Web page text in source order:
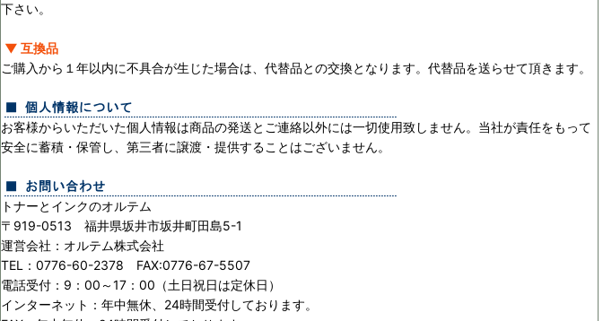
下さい。
▼ 互換品
ご購入から１年以内に不具合が生じた場合は、代替品との交換となります。代替品を送らせて頂きます。
お客様からいただいた個人情報は商品の発送とご連絡以外には一切使用致しません。当社が責任をもって
安全に蓄積・保管し、第三者に譲渡・提供することはございません。
トナーとインクのオルテム
〒919-0513 福井県坂井市坂井町田島5-1
運営会社：オルテム株式会社
TEL：0776-60-2378 FAX:0776-67-5507
電話受付：9：00～17：00（土日祝日は定休日）
インターネット：年中無休、24時間受付しております。